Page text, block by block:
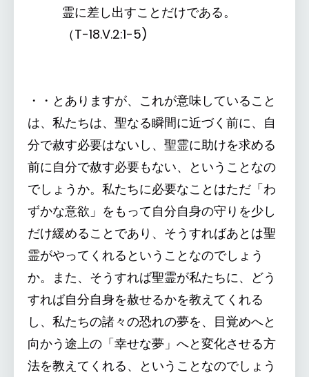
霊に差し出すことだけである。
（T-18.V.2:1-5)
・・とありますが、これが意味していること
は、私たちは、聖なる瞬間に近づく前に、自
分で赦す必要はないし、聖霊に助けを求める
前に自分で赦す必要もない、ということなの
でしょうか。私たちに必要なことはただ「わ
ずかな意欲」をもって自分自身の守りを少し
だけ緩めることであり、そうすればあとは聖
霊がやってくれるということなのでしょう
か。また、そうすれば聖霊が私たちに、どう
すれば自分自身を赦せるかを教えてくれる
し、私たちの諸々の恐れの夢を、目覚めへと
向かう途上の「幸せな夢」へと変化させる方
法を教えてくれる、ということなのでしょう